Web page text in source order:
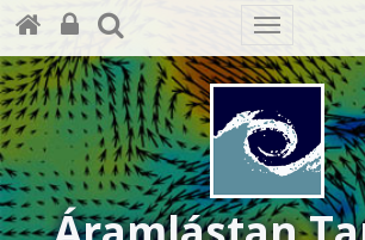
Toggle